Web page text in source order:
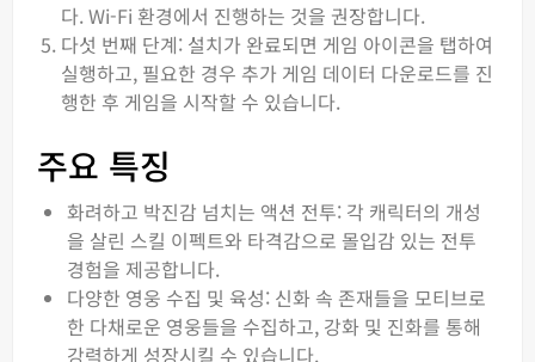
다. Wi-Fi 환경에서 진행하는 것을 권장합니다.
다섯 번째 단계: 설치가 완료되면 게임 아이콘을 탭하여
실행하고, 필요한 경우 추가 게임 데이터 다운로드를 진
행한 후 게임을 시작할 수 있습니다.
주요 특징
화려하고 박진감 넘치는 액션 전투: 각 캐릭터의 개성
을 살린 스킬 이펙트와 타격감으로 몰입감 있는 전투
경험을 제공합니다.
다양한 영웅 수집 및 육성: 신화 속 존재들을 모티브로
한 다채로운 영웅들을 수집하고, 강화 및 진화를 통해
강력하게 성장시킬 수 있습니다.